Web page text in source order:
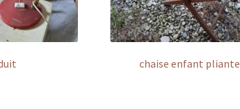
chaise enfant pliante